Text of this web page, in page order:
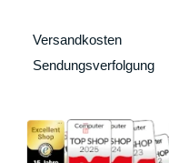
Versandkosten
Sendungsverfolgung